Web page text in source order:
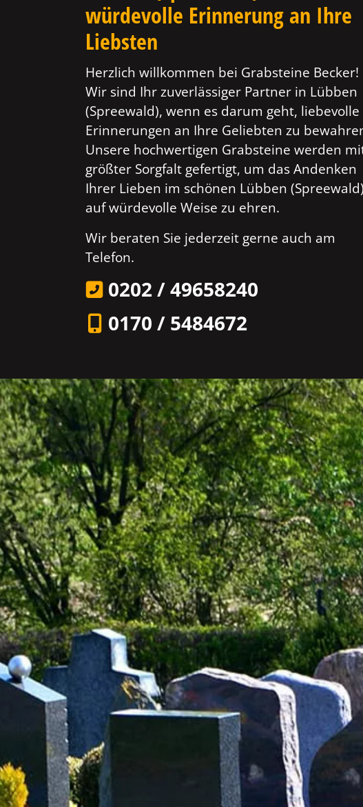
würdevolle Erinnerung an Ihre
Liebsten
Herzlich willkommen bei Grabsteine Becker!
Wir sind Ihr zuverlässiger Partner in Lübben
(Spreewald), wenn es darum geht, liebevolle
Erinnerungen an Ihre Geliebten zu
Unsere hochwertigen Grabsteine werden
größter Sorgfalt gefertigt, um das Andenken
Ihrer Lieben im schönen Lübben (Spreewald)
auf würdevolle Weise zu ehren.
Wir beraten Sie jederzeit gerne auch am
Telefon.
0202 / 49658240
0170 / 5484672